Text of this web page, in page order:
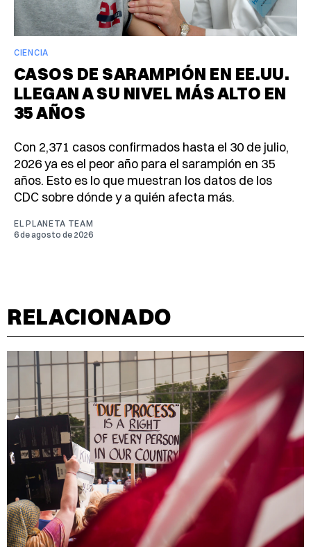
CIENCIA
CASOS DE SARAMPIÓN EN EE.UU.
LLEGAN A SU NIVEL MÁS ALTO EN
35 AÑOS
Con 2,371 casos confirmados hasta el 30 de julio,
2026 ya es el peor año para el sarampión en 35
años. Esto es lo que muestran los datos de los
CDC sobre dónde y a quién afecta más.
EL PLANETA TEAM
6 de agosto de 2026
RELACIONADO